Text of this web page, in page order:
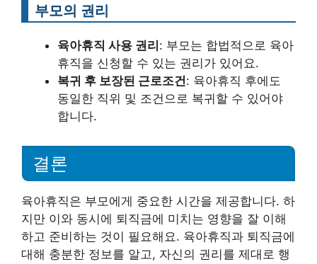
부모의 권리
육아휴직 사용 권리: 부모는 합법적으로 육아
휴직을 신청할 수 있는 권리가 있어요.
복귀 후 보장된 근로조건: 육아휴직 후에도
동일한 직위 및 조건으로 복귀할 수 있어야
합니다.
결론
육아휴직은 부모에게 중요한 시간을 제공합니다. 하
지만 이와 동시에 퇴직금에 미치는 영향을 잘 이해
하고 준비하는 것이 필요해요. 육아휴직과 퇴직금에
대해 충분한 정보를 알고, 자신의 권리를 제대로 행